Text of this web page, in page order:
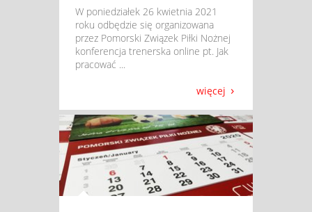
​ W poniedziałek 26 kwietnia 2021
roku odbędzie się organizowana
przez Pomorski Związek Piłki Nożnej
konferencja trenerska online pt. Jak
pracować ...
więcej